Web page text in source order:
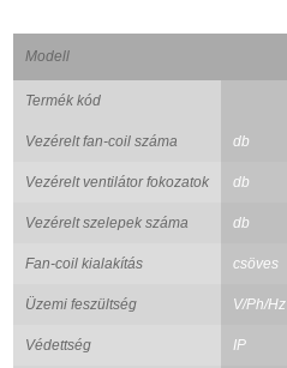
Modell
Termék kód
Vezérelt fan-coil száma db
Vezérelt ventilátor fokozatok db
Vezérelt szelepek száma db
Fan-coil kialakítás csöves
Üzemi feszültség V/Ph/Hz
Védettség IP